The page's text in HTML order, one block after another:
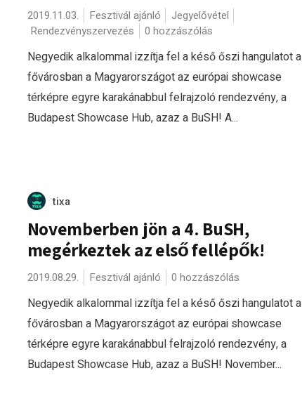
2019.11.03. Fesztivál ajánló
Jegyelővétel
Rendezvényszervezés
0 hozzászólás
Negyedik alkalommal izzítja fel a késő őszi hangulatot a
fővárosban a Magyarországot az európai showcase
térképre egyre karakánabbul felrajzoló rendezvény, a
Budapest Showcase Hub, azaz a BuSH! A...
tixa
Novemberben jön a 4. BuSH,
megérkeztek az első fellépők!
2019.08.29. Fesztivál ajánló 0 hozzászólás
Negyedik alkalommal izzítja fel a késő őszi hangulatot a
fővárosban a Magyarországot az európai showcase
térképre egyre karakánabbul felrajzoló rendezvény, a
Budapest Showcase Hub, azaz a BuSH! November...